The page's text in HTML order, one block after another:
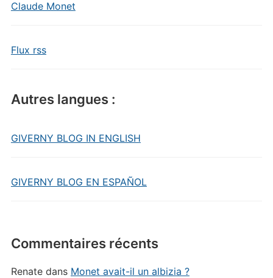
Claude Monet
Flux rss
Autres langues :
GIVERNY BLOG IN ENGLISH
GIVERNY BLOG EN ESPAÑOL
Commentaires récents
Renatedans Monet avait-il un albizia ?